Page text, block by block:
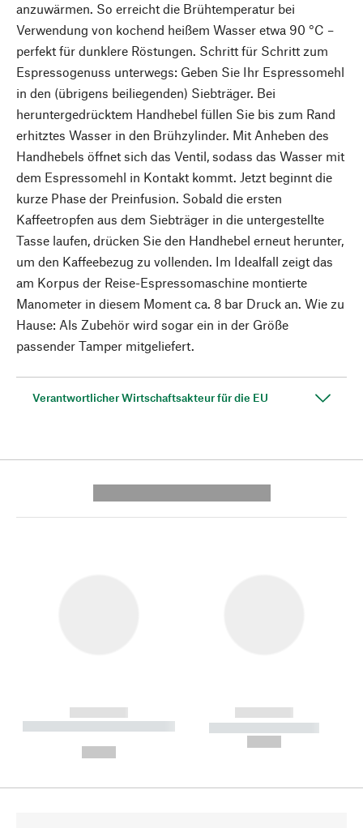
anzuwärmen. So erreicht die Brühtemperatur bei
Verwendung von kochend heißem Wasser etwa 90 °C –
perfekt für dunklere Röstungen. Schritt für Schritt zum
Espressogenuss unterwegs: Geben Sie Ihr Espressomehl
in den (übrigens beiliegenden) Siebträger. Bei
heruntergedrücktem Handhebel füllen Sie bis zum Rand
erhitztes Wasser in den Brühzylinder. Mit Anheben des
Handhebels öffnet sich das Ventil, sodass das Wasser mit
dem Espressomehl in Kontakt kommt. Jetzt beginnt die
kurze Phase der Preinfusion. Sobald die ersten
Kaffeetropfen aus dem Siebträger in die untergestellte
Tasse laufen, drücken Sie den Handhebel erneut herunter,
um den Kaffeebezug zu vollenden. Im Idealfall zeigt das
am Korpus der Reise-Espressomaschine montierte
Manometer in diesem Moment ca. 8 bar Druck an. Wie zu
Hause: Als Zubehör wird sogar ein in der Größe
passender Tamper mitgeliefert.
Verantwortlicher Wirtschaftsakteur für die EU
------------
----------- ----------- --------
------------
----------- -----------